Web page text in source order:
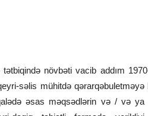
növbəti vacib addım
səlis mühitdə
əsas məqsədlərin və / və ya